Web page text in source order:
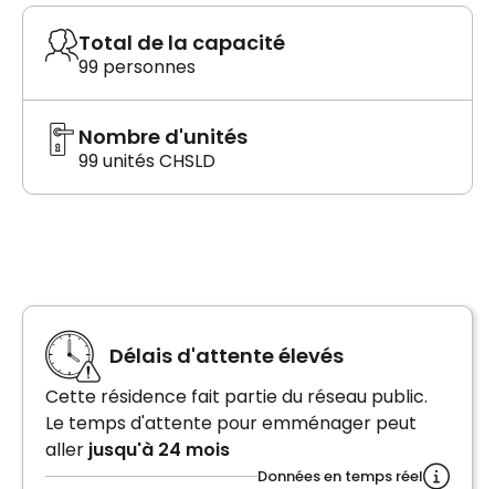
Total de la capacité
99 personnes
Nombre d'unités
99 unités CHSLD
Délais d'attente élevés
Cette résidence fait partie du réseau public.
Le temps d'attente pour emménager peut
aller jusqu'à 24 mois
Données en temps réel